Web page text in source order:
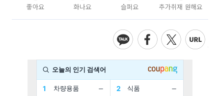
좋아요 화나요 슬퍼요 추가취재 원해요